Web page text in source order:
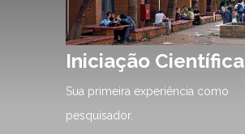
Iniciação Científica
Sua primeira experiência como
pesquisador.